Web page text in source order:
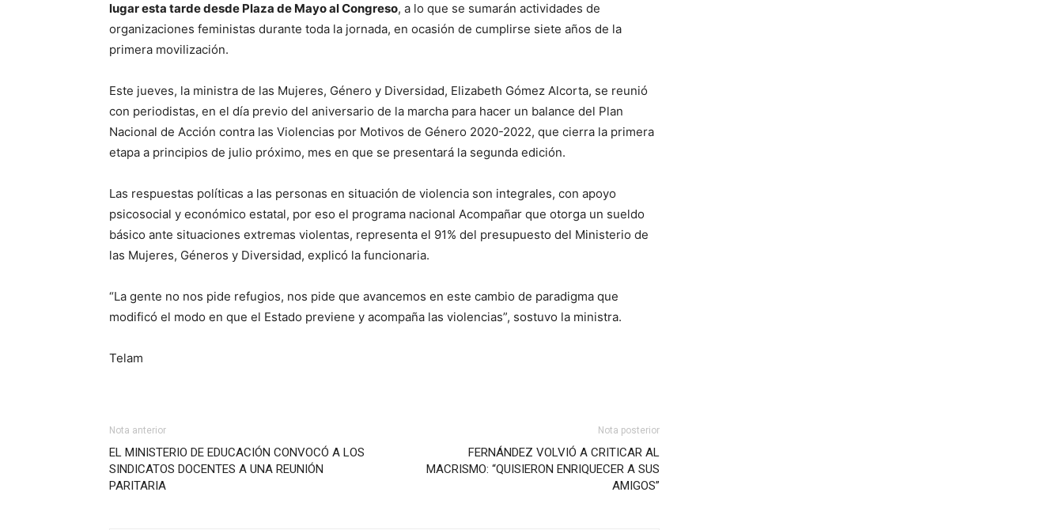
lugar esta tarde desde Plaza de Mayo al Congreso, a lo que se sumarán actividades de
organizaciones feministas durante toda la jornada, en ocasión de cumplirse siete años de la
primera movilización.
Este jueves, la ministra de las Mujeres, Género y Diversidad, Elizabeth Gómez Alcorta, se reunió
con periodistas, en el día previo del aniversario de la marcha para hacer un balance del Plan
Nacional de Acción contra las Violencias por Motivos de Género 2020-2022, que cierra la primera
etapa a principios de julio próximo, mes en que se presentará la segunda edición.
Las respuestas políticas a las personas en situación de violencia son integrales, con apoyo
psicosocial y económico estatal, por eso el programa nacional Acompañar que otorga un sueldo
básico ante situaciones extremas violentas, representa el 91% del presupuesto del Ministerio de
las Mujeres, Géneros y Diversidad, explicó la funcionaria.
“La gente no nos pide refugios, nos pide que avancemos en este cambio de paradigma que
modificó el modo en que el Estado previene y acompaña las violencias”, sostuvo la ministra.
Telam
Nota anterior
EL MINISTERIO DE EDUCACIÓN CONVOCÓ A LOS
SINDICATOS DOCENTES A UNA REUNIÓN
PARITARIA
Nota posterior
FERNÁNDEZ VOLVIÓ A CRITICAR AL
MACRISMO: “QUISIERON ENRIQUECER A SUS
AMIGOS”